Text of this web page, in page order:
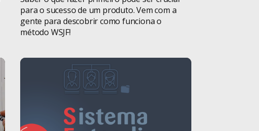
Equipes de
Tecnologia
Eventos
Fintechs
Gestão de
Projetos
para o sucesso de um produto. Vem com a
gente para descobrir como funciona o
método WSJF!